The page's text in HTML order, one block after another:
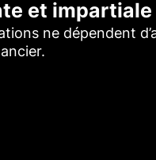
et impartiale
ne dépendent